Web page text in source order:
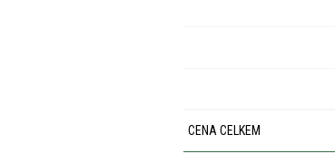
CENA CELKEM